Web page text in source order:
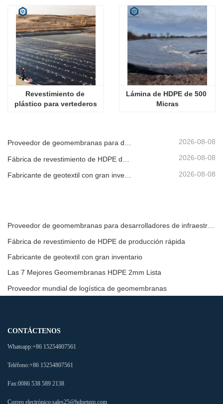
Revestimiento de
plástico para vertederos
Lámina de HDPE de 500
Micras
Proveedor de geomembranas para desarrolladores de infraestructura 2026-08-08
2026-08-08
2026-08-08
Proveedor de geomembranas para desarrolladores de infraestructura
Fábrica de revestimiento de HDPE de producción rápida
Fabricante de geotextil con gran inventario
Las 7 Mejores Geomembranas HDPE 2mm Lista
Proveedor mundial de logística de geomembranas
CONTÁCTENOS
Whatsapp:+86 15254807561
Teléfono:+86 15254807561
Fax:0086 538 589 2138
Correo electrónico:sales25@hdpetgm.com